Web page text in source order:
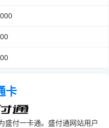
卡
盛付一卡通。盛付通网站用户